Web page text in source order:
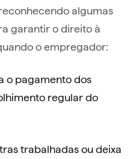
algumas
garantir o direito à
o empregador:
o pagamento dos
regular do
trabalhadas ou deixa